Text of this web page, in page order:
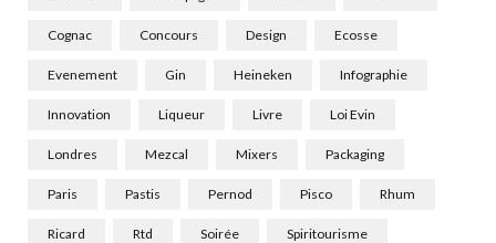
Cognac Concours Design Ecosse
Evenement Gin Heineken Infographie
Innovation Liqueur Livre Loi Evin
Londres Mezcal Mixers Packaging
Paris Pastis Pernod Pisco Rhum
Ricard Rtd Soirée Spiritourisme